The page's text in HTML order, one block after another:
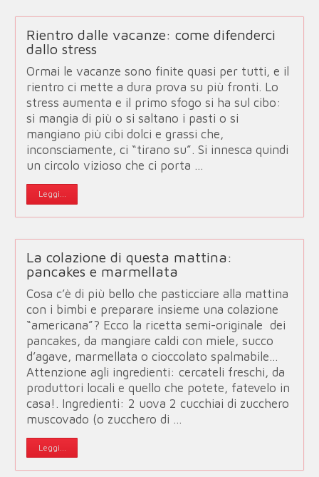
Rientro dalle vacanze: come difenderci
dallo stress
Ormai le vacanze sono finite quasi per tutti, e il
rientro ci mette a dura prova su più fronti. Lo
stress aumenta e il primo sfogo si ha sul cibo:
si mangia di più o si saltano i pasti o si
mangiano più cibi dolci e grassi che,
inconsciamente, ci “tirano su”. Si innesca quindi
un circolo vizioso che ci porta …
Leggi...
La colazione di questa mattina:
pancakes e marmellata
Cosa c’è di più bello che pasticciare alla mattina
con i bimbi e preparare insieme una colazione
“americana”? Ecco la ricetta semi-originale dei
pancakes, da mangiare caldi con miele, succo
d’agave, marmellata o cioccolato spalmabile…
Attenzione agli ingredienti: cercateli freschi, da
produttori locali e quello che potete, fatevelo in
casa!. Ingredienti: 2 uova 2 cucchiai di zucchero
muscovado (o zucchero di …
Leggi...